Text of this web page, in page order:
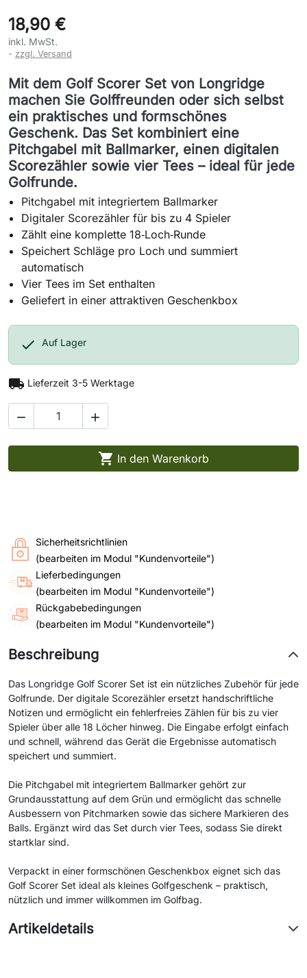
18,90 €
inkl. MwSt.
zzgl. Versand
Mit dem Golf Scorer Set von Longridge
machen Sie Golffreunden oder sich selbst
ein praktisches und formschönes
Geschenk. Das Set kombiniert eine
Pitchgabel mit Ballmarker, einen digitalen
Scorezähler sowie vier Tees – ideal für jede
Golfrunde.
Pitchgabel mit integriertem Ballmarker
Digitaler Scorezähler für bis zu 4 Spieler
Zählt eine komplette 18‑Loch‑Runde
Speichert Schläge pro Loch und summiert
automatisch
Vier Tees im Set enthalten
Geliefert in einer attraktiven Geschenkbox
 Auf Lager
local_shipping Lieferzeit 3-5 Werktage
 
 In den Warenkorb
Sicherheitsrichtlinien
(bearbeiten im Modul "Kundenvorteile")
Lieferbedingungen
(bearbeiten im Modul "Kundenvorteile")
Rückgabebedingungen
(bearbeiten im Modul "Kundenvorteile")
Beschreibung
Das Longridge Golf Scorer Set ist ein nützliches Zubehör für jede
Golfrunde. Der digitale Scorezähler ersetzt handschriftliche
Notizen und ermöglicht ein fehlerfreies Zählen für bis zu vier
Spieler über alle 18 Löcher hinweg. Die Eingabe erfolgt einfach
und schnell, während das Gerät die Ergebnisse automatisch
speichert und summiert.
Die Pitchgabel mit integriertem Ballmarker gehört zur
Grundausstattung auf dem Grün und ermöglicht das schnelle
Ausbessern von Pitchmarken sowie das sichere Markieren des
Balls. Ergänzt wird das Set durch vier Tees, sodass Sie direkt
startklar sind.
Verpackt in einer formschönen Geschenkbox eignet sich das
Golf Scorer Set ideal als kleines Golfgeschenk – praktisch,
nützlich und immer willkommen im Golfbag.
Artikeldetails